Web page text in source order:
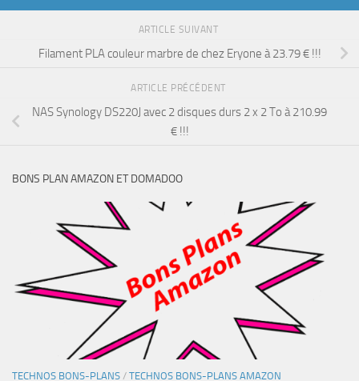
ARTICLE SUIVANT
Filament PLA couleur marbre de chez Eryone à 23.79 € !!!
ARTICLE PRÉCÉDENT
NAS Synology DS220J avec 2 disques durs 2 x 2 To à 210.99
€ !!!
BONS PLAN AMAZON ET DOMADOO
TECHNOS BONS-PLANS / TECHNOS BONS-PLANS AMAZON